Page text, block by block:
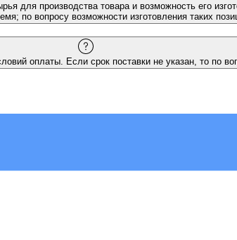
для производства товара и возможность его
по вопросу возможности изготовления таких
оплаты. Если срок поставки не указан, то по